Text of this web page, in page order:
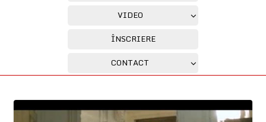
VIDEO
ÎNSCRIERE
CONTACT